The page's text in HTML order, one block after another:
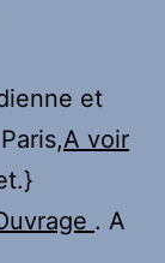
et
A voir
. A